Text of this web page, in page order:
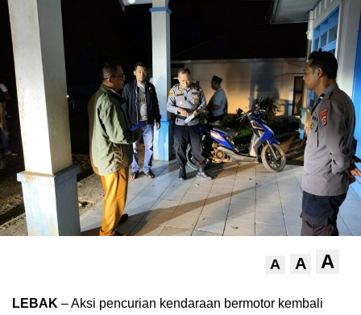
A A A
LEBAK – Aksi pencurian kendaraan bermotor kembali